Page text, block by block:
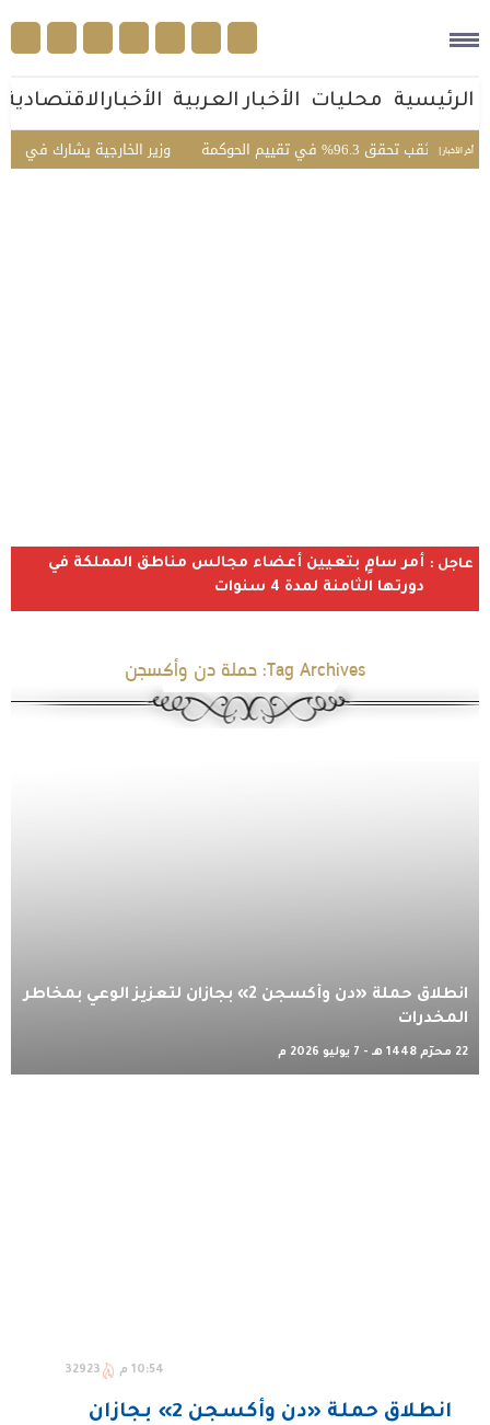
الرئيسية محليات الأخبار العربية الأخبارالاقتصادية
أخر الأخبار | وزير الخارجية يشارك في 96.3% في تقييم الحوكمة
عاجل : أمر سامٍ بتعيين أعضاء مجالس مناطق المملكة في
دورتها الثامنة لمدة 4 سنوات
Tag Archives: حملة دن وأكسجن
انطلاق حملة «دن وأكسجن 2» بجازان لتعزيز الوعي بمخاطر
المخدرات
22 محرّم 1448 هـ - 7 يوليو 2026 م
10:54 م 32923
انطلاق حملة «دن وأكسجن 2» بجازان